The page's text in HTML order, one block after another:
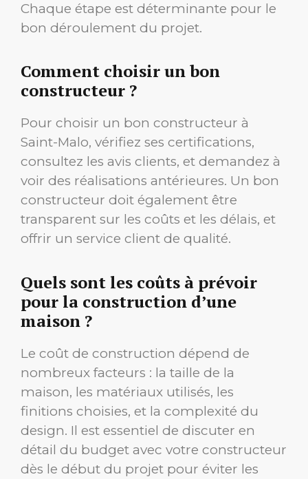
Chaque étape est déterminante pour le
bon déroulement du projet.
Comment choisir un bon
constructeur ?
Pour choisir un bon constructeur à
Saint-Malo, vérifiez ses certifications,
consultez les avis clients, et demandez à
voir des réalisations antérieures. Un bon
constructeur doit également être
transparent sur les coûts et les délais, et
offrir un service client de qualité.
Quels sont les coûts à prévoir
pour la construction d’une
maison ?
Le coût de construction dépend de
nombreux facteurs : la taille de la
maison, les matériaux utilisés, les
finitions choisies, et la complexité du
design. Il est essentiel de discuter en
détail du budget avec votre constructeur
dès le début du projet pour éviter les